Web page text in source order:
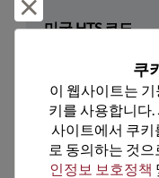
미국 HTS 코드
추
쿠
이 웹사이트는
키를 사용합니다
사이트에서 쿠키
로 동의하는 것
인정보 보호정책